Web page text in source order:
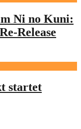
Ni no Kuni:
Release
startet